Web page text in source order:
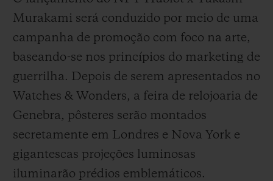
Murakami será conduzido por meio de uma
campanha de promoção com foco na arte,
baseando-se nos princípios do marketing de
guerrilha. Depois de serem apresentados no
Watches & Wonders, a feira de relojoaria de
Genebra, pôsteres serão montados
secretamente em Londres e Nova York e
gigantescas projeções luminosas
iluminarão prédios emblemáticos.